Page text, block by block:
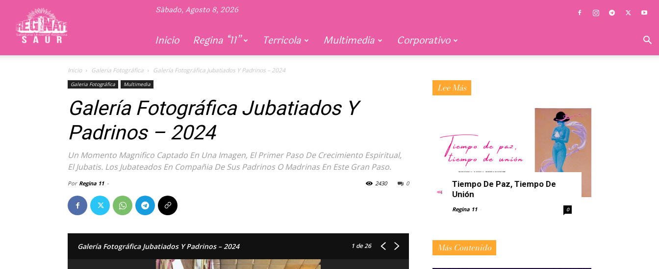
Sábado, Agosto 8, 2026
Inicio Regina “11” Terricola Multimedia Corporativo
Inicio Galeria Fotográfica Galería Fotográfica Jubatiados Y Padrinos – 2024
Galeria Fotográfica Multimedia
Galería Fotográfica Jubatiados Y
Padrinos – 2024
Un Momento Magnifico Captado En Una Imagen, El Primer Paso De Crecimiento Espiritual,
El Jubatis. Los Jubateados En Compañia De Sus Padrinos O Madrinas En Este Gran Paso.
Por Regina 11 - 0
2430
Galería Fotográfica Jubatiados Y Padrinos – 2024 1 de 26
Lee Más
Tiempo De Paz, Tiempo De
Unión
Regina 11 0
Más Contenido